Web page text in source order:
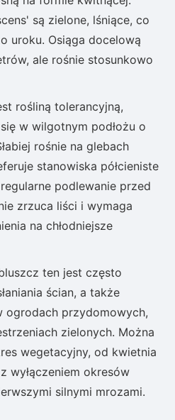
są zielone, lśniące, co
uroku. Osiąga docelową
ale rośnie stosunkowo
rośliną tolerancyjną,
w wilgotnym podłożu o
rośnie na glebach
stanowiska półcieniste
podlewanie przed
zrzuca liści i wymaga
na chłodniejsze
ten jest często
ścian, a także
ogrodach przydomowych,
zielonych. Można
wegetacyjny, od kwietnia
wyłączeniem okresów
silnymi mrozami.